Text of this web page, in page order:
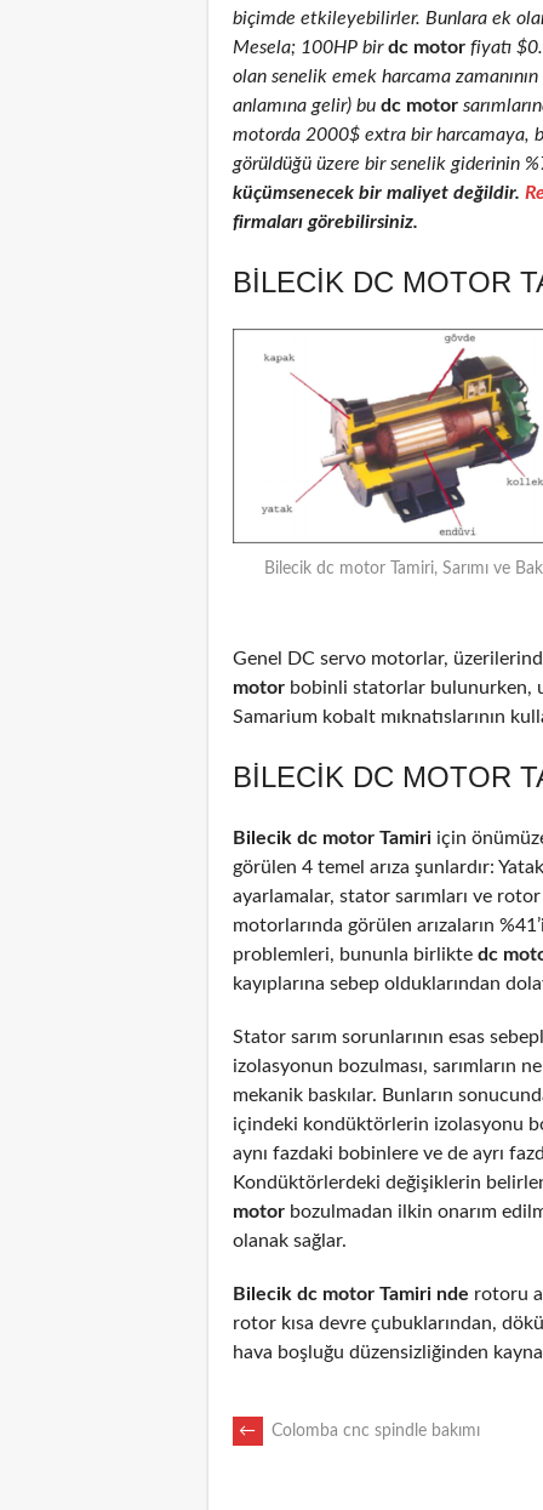
biçimde etkileyebilirler. Bunlara ek
Mesela; 100HP birdc motor fiyatı
olan senelik emek harcama
anlamına gelir) bu dc motor
motorda 2000$ extra bir harcamaya,
görüldüğü üzere bir senelik giderinin
küçümsenecek bir maliyet değildir.
firmaları görebilirsiniz.
BILECIK DC MOTOR
Bilecik dc motor Tamiri, Sarımı ve
Genel DC servo motorlar,
motor bobinli statorlar bulunurken,
Samarium kobalt mıknatıslarının
BILECIK DC MOTOR
Bilecik dc motor Tamiri için
görülen 4 temel arıza şunlardır:
ayarlamalar, stator sarımları ve
motorlarında görülen arızaların
problemleri, bununla birlikte dc
kayıplarına sebep olduklarından
Stator sarım sorunlarının esas
izolasyonun bozulması, sarımların
mekanik baskılar. Bunların
içindeki kondüktörlerin izolasyonu
aynı fazdaki bobinlere ve de ayrı
Kondüktörlerdeki değişiklerin
motor bozulmadan ilkin onarım
olanak sağlar.
Bilecik dc motor Tamiri nde rotoru
rotor kısa devre çubuklarından,
hava boşluğu düzensizliğinden
POST
← Colomba cnc spindle bakımı